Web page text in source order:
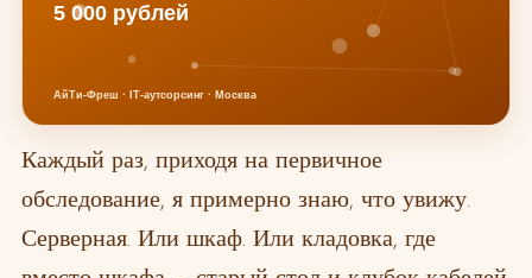
Каждый раз, приходя на первичное
обследование, я примерно знаю, что увижу.
Серверная. Или шкаф. Или кладовка, где